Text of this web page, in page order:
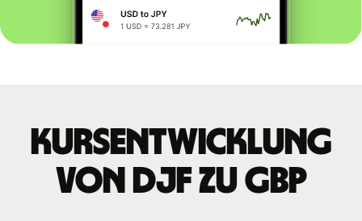
Kursentwicklung
von DJF zu GBP